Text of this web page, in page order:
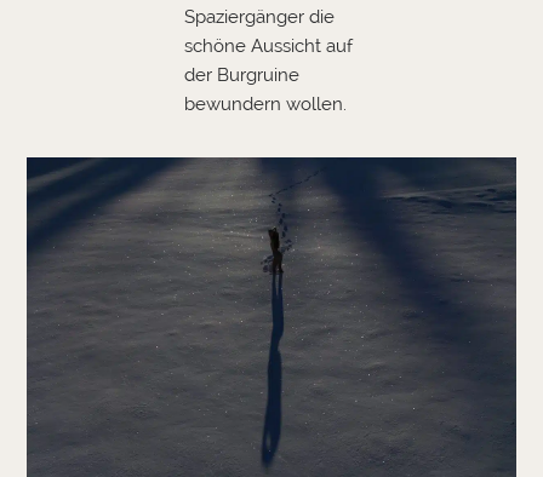
Spaziergänger die
schöne Aussicht auf
der Burgruine
bewundern wollen.